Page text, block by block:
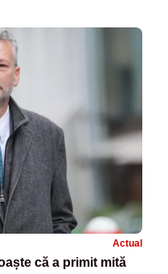
Actual
că a primit mită